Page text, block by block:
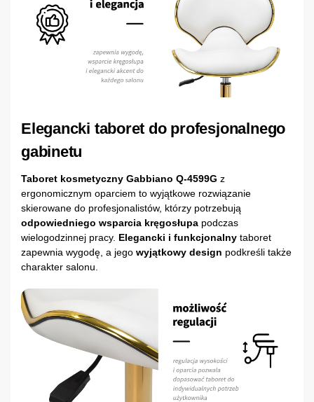
Elegancki taboret do profesjonalnego
gabinetu
Taboret kosmetyczny Gabbiano Q-4599G z
ergonomicznym oparciem to wyjątkowe rozwiązanie
skierowane do profesjonalistów, którzy potrzebują
odpowiedniego wsparcia kręgosłupa podczas
wielogodzinnej pracy. Elegancki i funkcjonalny taboret
zapewnia wygodę, a jego wyjątkowy design podkreśli także
charakter salonu.